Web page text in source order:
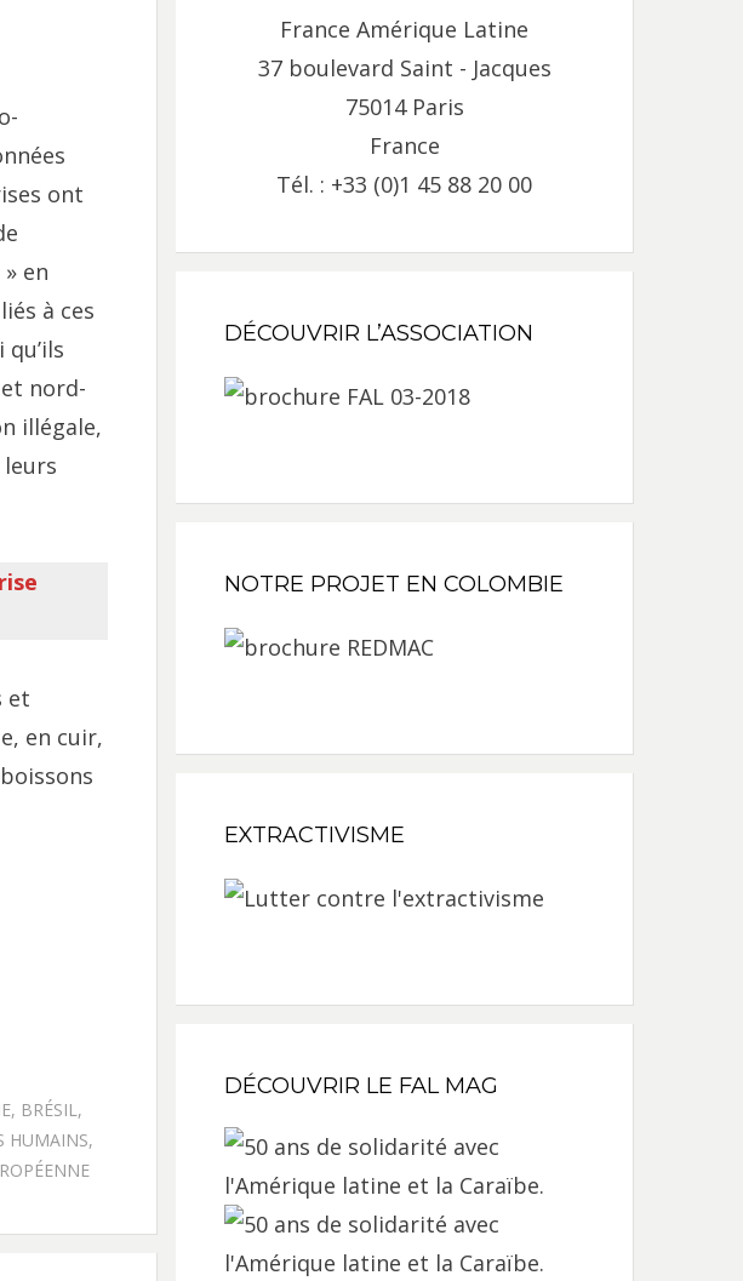
ont
en
à ces
nord-
illégale,
et
en cuir,
, BRÉSIL ,
HUMAINS,
France Amérique Latine
37 boulevard Saint - Jacques
75014 Paris
France
Tél. : +33 (0)1 45 88 20 00
DÉCOUVRIR L’ASSOCIATION
NOTRE PROJET EN COLOMBIE
EXTRACTIVISME
DÉCOUVRIR LE FAL MAG